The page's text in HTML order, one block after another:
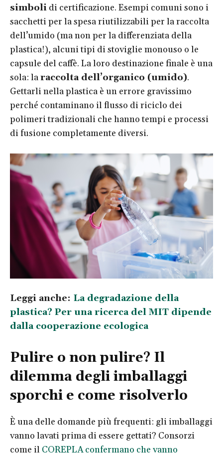
simboli di certificazione. Esempi comuni sono i
sacchetti per la spesa riutilizzabili per la raccolta
dell’umido (ma non per la differenziata della
plastica!), alcuni tipi di stoviglie monouso o le
capsule del caffè. La loro destinazione finale è una
sola: laraccolta dell’organico (umido).
Gettarli nella plastica è un errore gravissimo
perché contaminano il flusso di riciclo dei
polimeri tradizionali che hanno tempi e processi
di fusione completamente diversi.
Leggi anche: La degradazione della
plastica? Per una ricerca del MIT dipende
dalla cooperazione ecologica
Pulire o non pulire? Il
dilemma degli imballaggi
sporchi e come risolverlo
È una delle domande più frequenti: gli imballaggi
vanno lavati prima di essere gettati? Consorzi
come il COREPLA confermano che vanno